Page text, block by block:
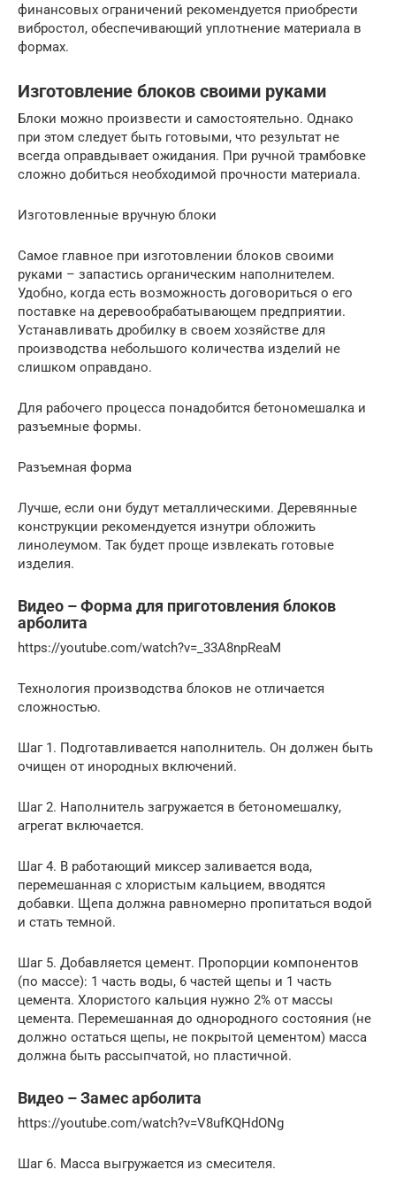
финансовых ограничений рекомендуется приобрести
вибростол, обеспечивающий уплотнение материала в
формах.
Изготовление блоков своими руками
Блоки можно произвести и самостоятельно. Однако
при этом следует быть готовыми, что результат не
всегда оправдывает ожидания. При ручной трамбовке
сложно добиться необходимой прочности материала.
Изготовленные вручную блоки
Самое главное при изготовлении блоков своими
руками – запастись органическим наполнителем.
Удобно, когда есть возможность договориться о его
поставке на деревообрабатывающем предприятии.
Устанавливать дробилку в своем хозяйстве для
производства небольшого количества изделий не
слишком оправдано.
Для рабочего процесса понадобится бетономешалка и
разъемные формы.
Разъемная форма
Лучше, если они будут металлическими. Деревянные
конструкции рекомендуется изнутри обложить
линолеумом. Так будет проще извлекать готовые
изделия.
Видео – Форма для приготовления блоков
арболита
https://youtube.com/watch?v=_33A8npReaM
Технология производства блоков не отличается
сложностью.
Шаг 1. Подготавливается наполнитель. Он должен быть
очищен от инородных включений.
Шаг 2. Наполнитель загружается в бетономешалку,
агрегат включается.
Шаг 4. В работающий миксер заливается вода,
перемешанная с хлористым кальцием, вводятся
добавки. Щепа должна равномерно пропитаться водой
и стать темной.
Шаг 5. Добавляется цемент. Пропорции компонентов
(по массе): 1 часть воды, 6 частей щепы и 1 часть
цемента. Хлористого кальция нужно 2% от массы
цемента. Перемешанная до однородного состояния (не
должно остаться щепы, не покрытой цементом) масса
должна быть рассыпчатой, но пластичной.
Видео – Замес арболита
https://youtube.com/watch?v=V8ufKQHdONg
Шаг 6. Масса выгружается из смесителя.